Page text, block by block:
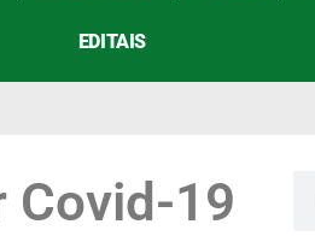
EDITAIS
Covid-19